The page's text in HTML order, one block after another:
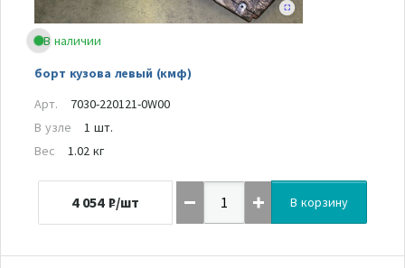
В наличии
борт кузова левый (кмф)
Арт.
7030-220121-0W00
В узле
1 шт.
Вес
1.02 кг
4 054 ₽/шт В корзину